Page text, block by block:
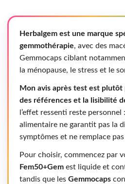
Herbalgem est une marque
gemmothérapie, avec des
Gemmocaps ciblant
la ménopause, le stress et le
Mon avis après test est
des références et la lisibilité
l’effet ressenti reste
alimentaire ne garantit pas la
symptômes et ne remplace
Pour choisir, commencez par
Fem50+Gem est liquide et
tandis que les Gemmocaps